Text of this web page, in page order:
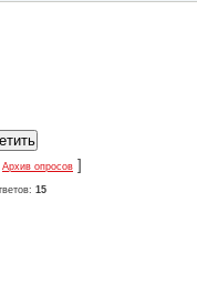
Архив опросов ]
15